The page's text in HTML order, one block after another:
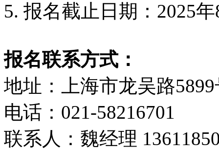
5. 报名截止日期：2025
报名联系方式：
地址：上海市龙吴路
电话：021-58216701
联系人：魏经理